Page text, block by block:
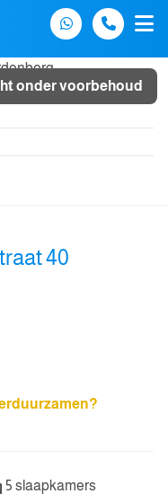
onder voorbehoud
40
5 slaapkamers